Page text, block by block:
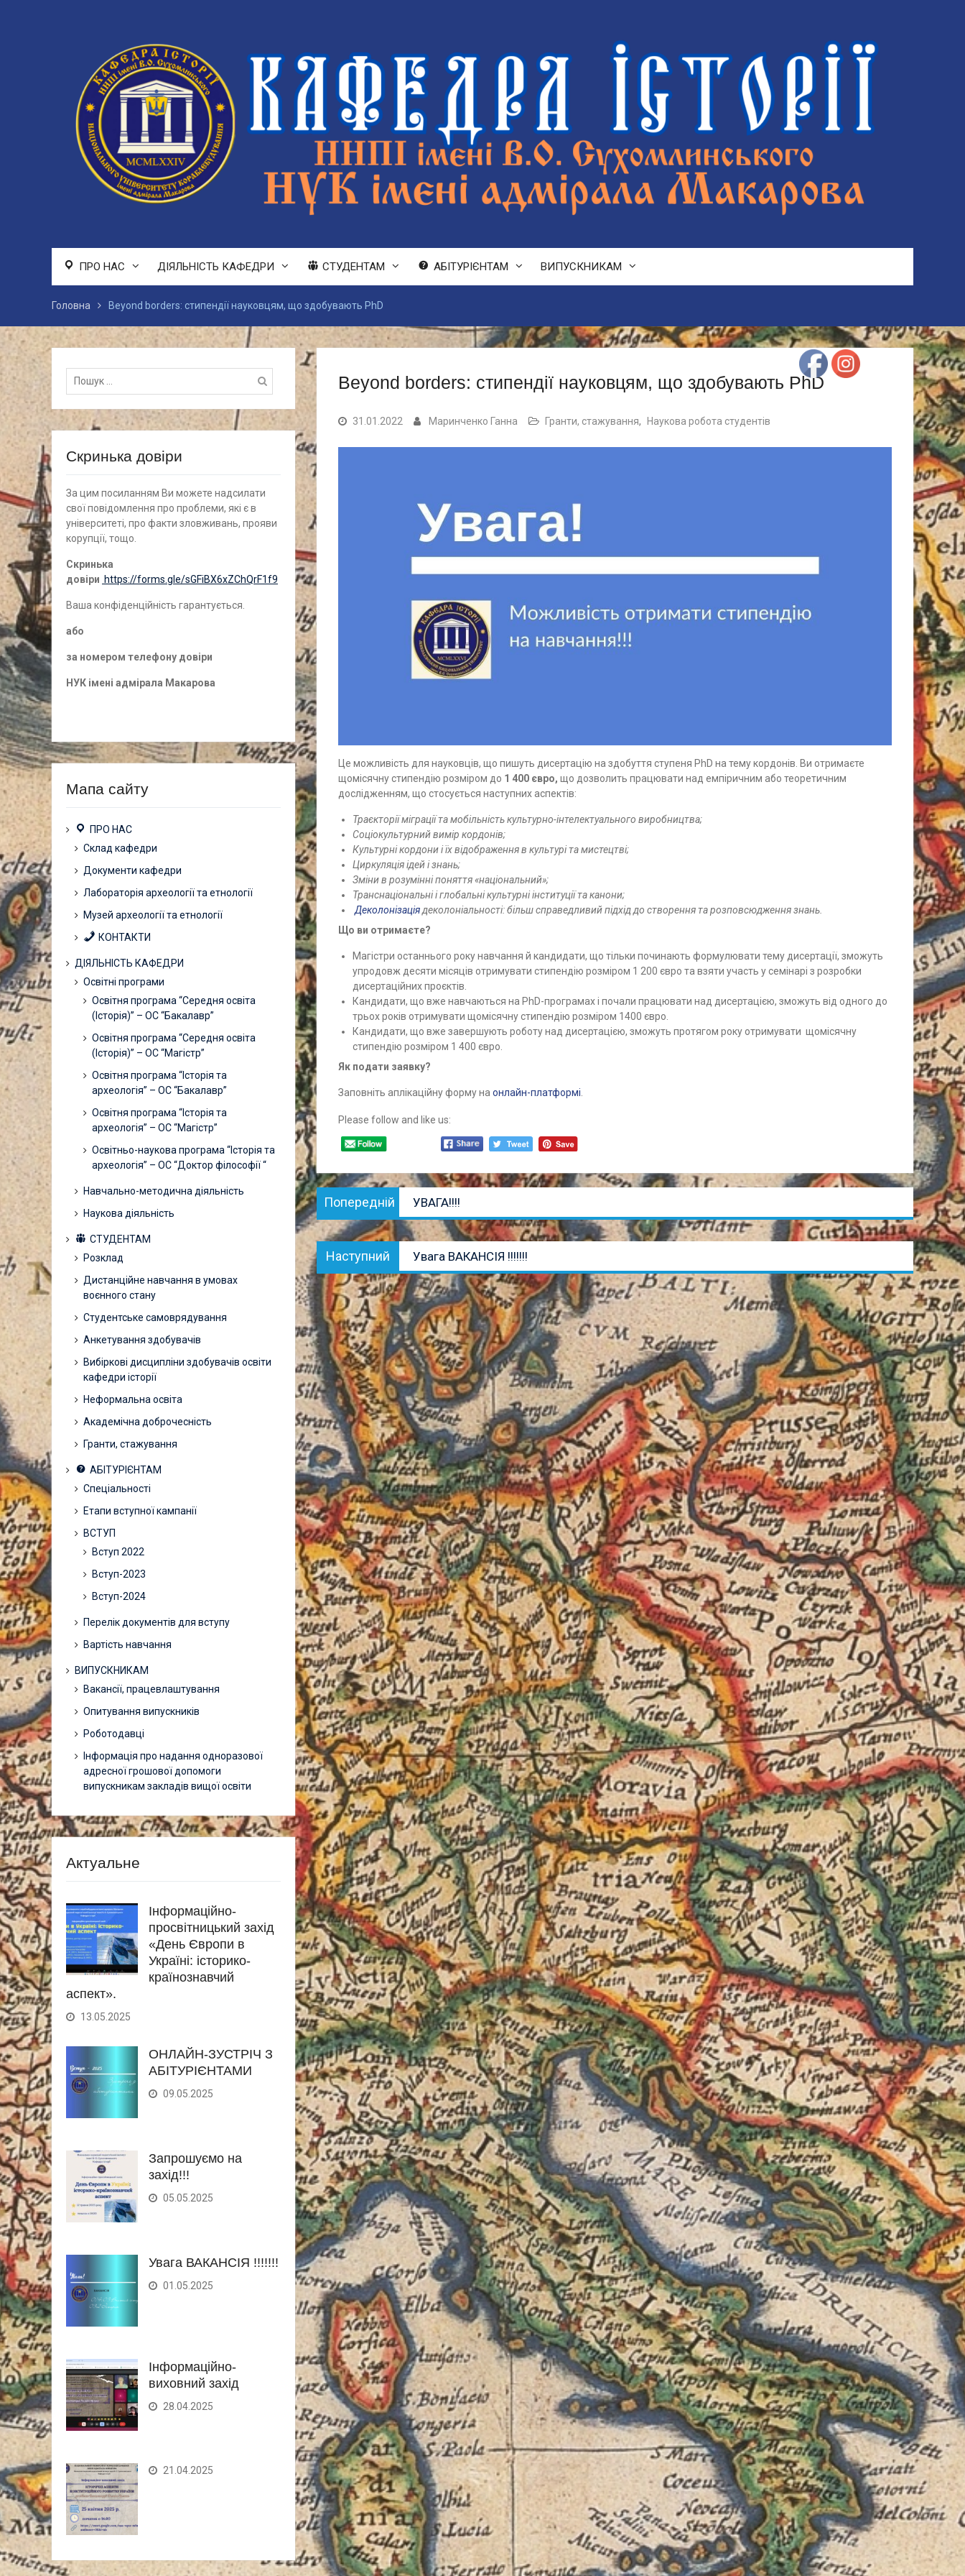
ПРО НАС ДІЯЛЬНІСТЬ КАФЕДРИ СТУДЕНТАМ АБІТУРІЄНТАМ ВИПУСКНИКАМ
Головна Beyond borders: стипендії науковцям, що здобувають PhD
Beyond borders: стипендії науковцям, що здобувають PhD
31.01.2022 Маринченко Ганна Гранти, стажування, Наукова робота студентів
Це можливість для науковців, що пишуть дисертацію на здобуття ступеня PhD на тему кордонів. Ви отримаєте
щомісячну стипендію розміром до 1 400 євро, що дозволить працювати над емпіричним або теоретичним
дослідженням, що стосується наступних аспектів:
Траєкторії міграції та мобільність культурно-інтелектуального виробництва;
Соціокультурний вимір кордонів;
Культурні кордони і їх відображення в культурі та мистецтві;
Циркуляція ідей і знань;
Зміни в розумінні поняття «національний»;
Транснаціональні і глобальні культурні інституції та канони;
Деколонізаціядеколоніальності: більш справедливий підхід до створення та розповсюдження знань.
Що ви отримаєте?
Магістри останнього року навчання й кандидати, що тільки починають формулювати тему дисертації, зможуть
упродовж десяти місяців отримувати стипендію розміром 1 200 євро та взяти участь у семінарі з розробки
дисертаційних проєктів.
Кандидати, що вже навчаються на PhD-програмах і почали працювати над дисертацією, зможуть від одного до
трьох років отримувати щомісячну стипендію розміром 1400 євро.
Кандидати, що вже завершують роботу над дисертацією, зможуть протягом року отримувати щомісячну
стипендію розміром 1 400 євро.
Як подати заявку?
Заповніть аплікаційну форму наонлайн-платформі.
Please follow and like us:
Навігація
записів
Попередній
Попередній
запис:
УВАГА!!!!
Наступний
Наступний
запис:
Увага ВАКАНСІЯ !!!!!!!
Пошук
для:
Скринька довіри
За цим посиланням Ви можете надсилати
свої повідомлення про проблеми, які є в
університеті, про факти зловживань, прояви
корупції, тощо.
Скринька
довіри https://forms.gle/sGFiBX6xZChQrF1f9
Ваша конфіденційність гарантується.
або
за номером телефону довіри
НУК імені адмірала Макарова
Мапа сайту
ПРО НАС
Склад кафедри
Документи кафедри
Лабораторія археології та етнології
Музей археології та етнології
КОНТАКТИ
ДІЯЛЬНІСТЬ КАФЕДРИ
Освітні програми
Освітня програма “Середня освіта
(Історія)” – ОС “Бакалавр”
Освітня програма “Середня освіта
(Історія)” – ОС “Магістр”
Освітня програма “Історія та
археологія” – ОС “Бакалавр”
Освітня програма “Історія та
археологія” – ОС “Магістр”
Освітньо-наукова програма “Історія та
археологія” – ОС “Доктор філософії “
Навчально-методична діяльність
Наукова діяльність
СТУДЕНТАМ
Розклад
Дистанційне навчання в умовах
воєнного стану
Студентське самоврядування
Анкетування здобувачів
Вибіркові дисципліни здобувачів освіти
кафедри історії
Неформальна освіта
Академічна доброчесність
Гранти, стажування
АБІТУРІЄНТАМ
Спеціальності
Етапи вступної кампанії
ВСТУП
Вступ 2022
Вступ-2023
Вступ-2024
Перелік документів для вступу
Вартість навчання
ВИПУСКНИКАМ
Вакансії, працевлаштування
Опитування випускників
Роботодавці
Інформація про надання одноразової
адресної грошової допомоги
випускникам закладів вищої освіти
Актуальне
Інформаційно-
просвітницький захід
«День Європи в
Україні: історико-
країнознавчий
аспект».
13.05.2025
ОНЛАЙН-ЗУСТРІЧ З
АБІТУРІЄНТАМИ
09.05.2025
Запрошуємо на
захід!!!
05.05.2025
Увага ВАКАНСІЯ !!!!!!!
01.05.2025
Інформаційно-
виховний захід
28.04.2025
21.04.2025